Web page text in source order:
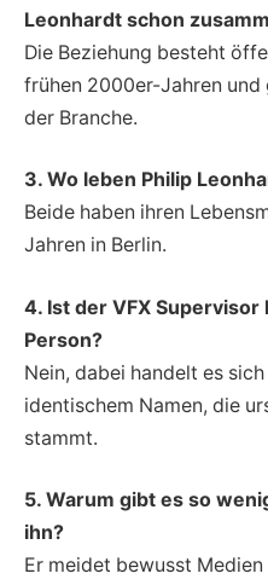
Leonhardt schon
Die Beziehung besteht
frühen 2000er-Jahren
der Branche.
3. Wo leben Philip
Beide haben ihren
Jahren in Berlin.
4. Ist der VFX Supervisor
Person?
Nein, dabei handelt es
identischem Namen, die
stammt.
5. Warum gibt es so
ihn?
Er meidet bewusst